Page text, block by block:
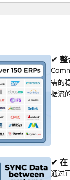
✔ 整
需的
据流
✔ 在
通过